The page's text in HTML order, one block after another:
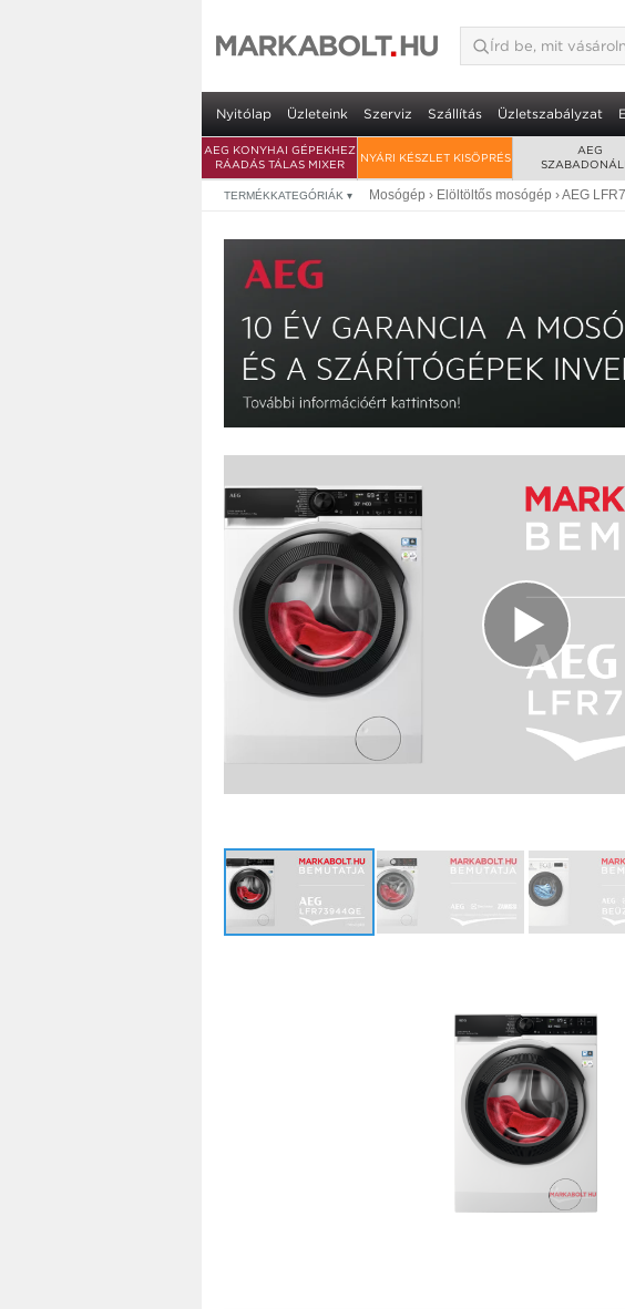
Nyitólap Üzleteink Szerviz Szállítás Üzletszabályzat
AEG KONYHAI GÉPEKHEZ
RÁADÁS TÁLAS MIXER
NYÁRI KÉSZLET KISÖPRÉS
AEG
TERMÉKKATEGÓRIÁK ▾ Mosógép › Elöltöltős mosógép ›AEG
AEG LFR73944QE elöltöltős
• Energiaosztály: A • ProSteam gőzfunkció • AutoDose